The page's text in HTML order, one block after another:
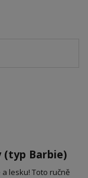
(typ Barbie)
lesku! Toto ručně